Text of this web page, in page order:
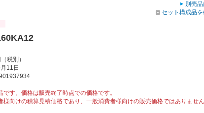
別売
セット構成品
税別）
11日
す。価格は販売終了時点での価格です。
向けの積算見積価格であり、一般消費者様向けの販売価格ではありませ